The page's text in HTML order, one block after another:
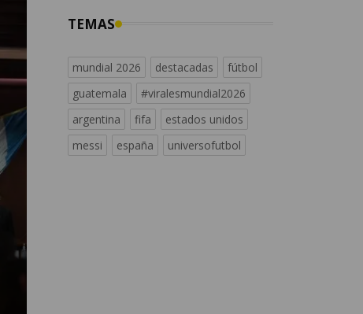
TEMAS
mundial 2026 destacadas
fútbol
guatemala
#viralesmundial2026
argentina
fifa
estados unidos
messi
españa universofutbol